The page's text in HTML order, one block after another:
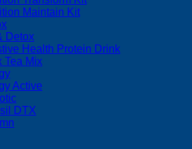
Maintain Kit
Detox
Health Protein Drink
Tea Mix
Active
DTX